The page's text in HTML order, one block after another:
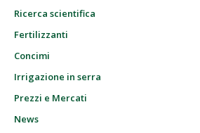
Ricerca scientifica
Fertilizzanti
Concimi
Irrigazione in serra
Prezzi e Mercati
News